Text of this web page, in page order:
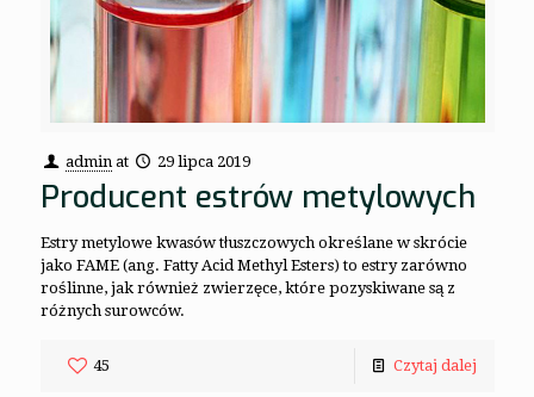
admin at 29 lipca 2019
Producent estrów metylowych
Estry metylowe kwasów tłuszczowych określane w skrócie
jako FAME (ang. Fatty Acid Methyl Esters) to estry zarówno
roślinne, jak również zwierzęce, które pozyskiwane są z
różnych surowców.
45 Czytaj dalej